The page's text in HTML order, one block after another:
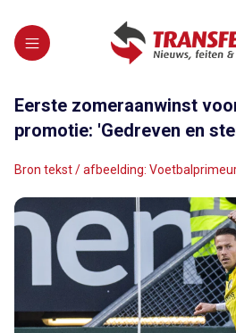
Eerste zomeraanwinst
promotie: 'Gedreven en
Bron tekst / afbeelding: